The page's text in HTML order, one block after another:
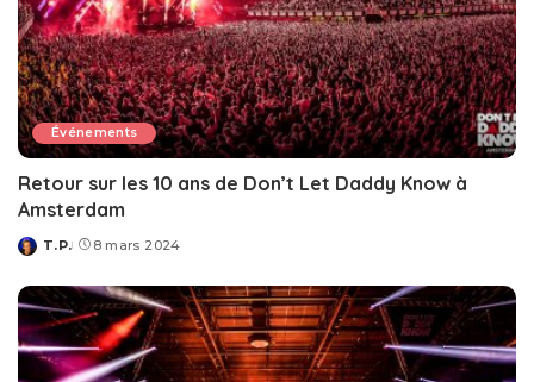
Événements
Retour sur les 10 ans de Don’t Let Daddy Know à
Amsterdam
Posted
T.P. 8 mars 2024